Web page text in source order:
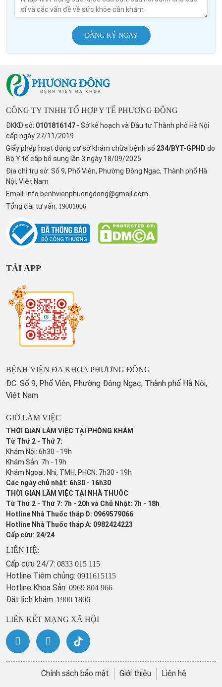
ĐĂNG KÝ NGAY
CÔNG TY TNHH TỔ HỢP Y TẾ PHƯƠNG ĐÔNG
ĐKKD số: 0101816147 - Sở kế hoạch và Đầu tư Thành phố Hà Nội
cấp ngày 27/11/2019
Giấy phép hoạt động cơ sở khám chữa bệnh số 234/BYT-GPHD do
Bộ Y tế cấp bổ sung lần 3 ngày 18/09/2025
Địa chỉ trụ sở: Số 9, Phố Viên, Phường Đông Ngạc, Thành phố Hà
Nội, Việt Nam
Email: info.benhvienphuongdong@gmail.com
Tổng đài tư vấn: 19001806
TẢI APP
BỆNH VIỆN ĐA KHOA PHƯƠNG ĐÔNG
ĐC: Số 9, Phố Viên, Phường Đông Ngạc, Thành phố Hà Nội,
Việt Nam
GIỜ LÀM VIỆC
THỜI GIAN LÀM VIỆC TẠI PHÒNG KHÁM
Từ Thứ 2 - Thứ 7:
Khám Nội: 6h30 - 19h
Khám Sản: 7h - 19h
Khám Ngoại, Nhi, TMH, PHCN: 7h30 - 19h
Các ngày chủ nhật: 6h30 - 16h30
THỜI GIAN LÀM VIỆC TẠI NHÀ THUỐC
Từ Thứ 2 - Thứ 7: 7h - 20h và Chủ Nhật: 7h - 18h
Hotline Nhà Thuốc tháp D: 0969579066
Hotline Nhà Thuốc tháp A: 0982424223
Cấp cứu: 24/24
LIÊN HỆ:
Cấp cứu 24/7: 0833 015 115
Hotline Tiêm chủng: 0911615115
Hotline Khoa Sản: 0969 804 966
Đặt lịch khám: 1900 1806
LIÊN KẾT MẠNG XÃ HỘI
Chính sách bảo mật Giới thiệu Liên hệ